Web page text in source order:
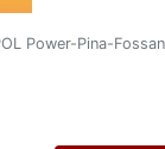
Power-Pina-